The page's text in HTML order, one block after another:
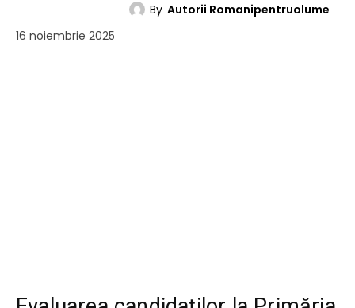
By Autorii Romanipentruolume
16 noiembrie 2025